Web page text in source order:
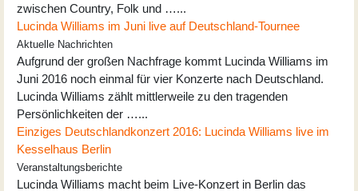
zwischen Country, Folk und …...
Lucinda Williams im Juni live auf Deutschland-Tournee
Aktuelle Nachrichten
Aufgrund der großen Nachfrage kommt Lucinda Williams im
Juni 2016 noch einmal für vier Konzerte nach Deutschland.
Lucinda Williams zählt mittlerweile zu den tragenden
Persönlichkeiten der …...
Einziges Deutschlandkonzert 2016: Lucinda Williams live im
Kesselhaus Berlin
Veranstaltungsberichte
Lucinda Williams macht beim Live-Konzert in Berlin das